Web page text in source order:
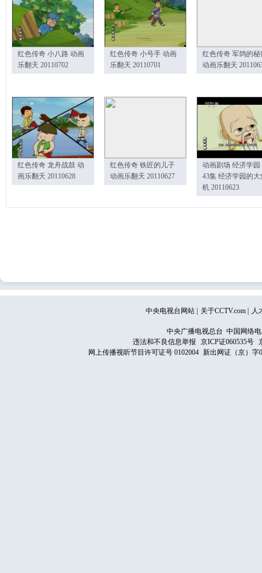
红色传奇 小八路 动画
乐翻天 20110702
红色传奇 小号手 动画
乐翻天 20110701
红色传奇 军鸽的秘
动画乐翻天
红色传奇 龙舟战鼓 动
画乐翻天 20110628
红色传奇 铁匠的儿子
动画乐翻天 20110627
动画剧场 经济学园
43集 经济学园的大
机 20110623
中央电视台网站 关于CCTV.com 人
中央广播电视总台 中国网络
违法和不良信息举报
京ICP证060535号
网上传播视听节目许可证号 0102004 新出网证（京）